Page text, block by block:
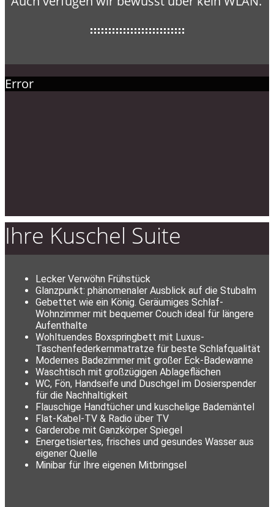
Error
Ihre Kuschel Suite
Lecker Verwöhn Frühstück
Glanzpunkt: phänomenaler Ausblick auf die Stubalm
Gebettet wie ein König. Geräumiges Schlaf-
Wohnzimmer mit bequemer Couch ideal für längere
Aufenthalte
Wohltuendes Boxspringbett mit Luxus-
Taschenfederkernmatratze für beste Schlafqualität
Modernes Badezimmer mit großer Eck-Badewanne
Waschtisch mit großzügigen Ablageflächen
WC, Fön, Handseife und Duschgel im Dosierspender
für die Nachhaltigkeit
Flauschige Handtücher und kuschelige Bademäntel
Flat-Kabel-TV & Radio über TV
Garderobe mit Ganzkörper Spiegel
Energetisiertes, frisches und gesundes Wasser aus
eigener Quelle
Minibar für Ihre eigenen Mitbringsel